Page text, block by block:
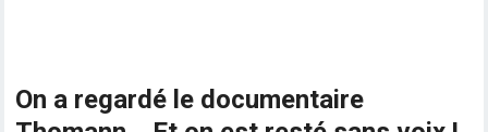
On a regardé le documentaire